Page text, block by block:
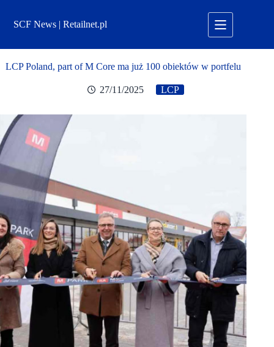
treściSCF News | Retailnet.pl
LCP Poland, part of M Core ma już 100 obiektów w portfelu
27/11/2025 LCP